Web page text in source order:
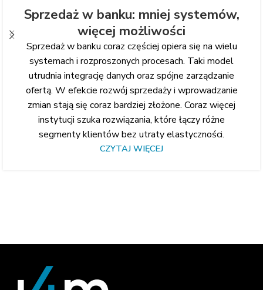
Sprzedaż w banku: mniej systemów,
więcej możliwości
Sprzedaż w banku coraz częściej opiera się na wielu
systemach i rozproszonych procesach. Taki model
utrudnia integrację danych oraz spójne zarządzanie
ofertą. W efekcie rozwój sprzedaży i wprowadzanie
zmian stają się coraz bardziej złożone. Coraz więcej
instytucji szuka rozwiązania, które łączy różne
segmenty klientów bez utraty elastyczności.
CZYTAJ WIĘCEJ